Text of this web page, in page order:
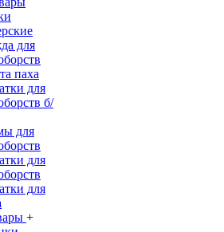
для
паха
для
б/
для
для
для
+